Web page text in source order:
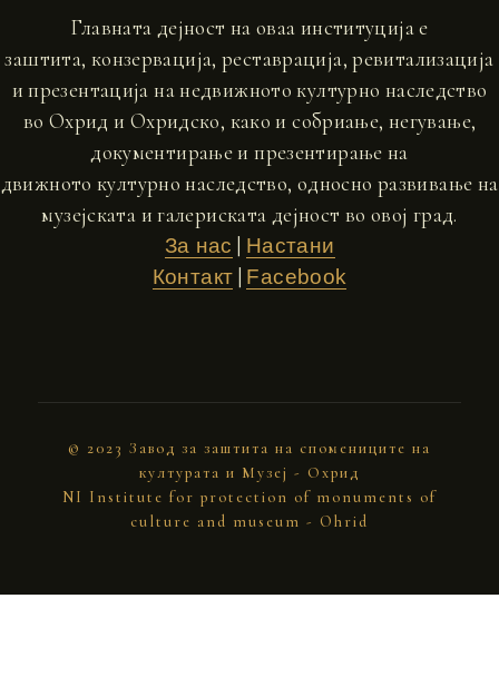
Главната дејност на оваа институција е
заштита, конзервација, реставрација, ревитализација
и презентација на недвижното културно наследство
во Охрид и Охридско, како и собриање, негување,
документирање и презентирање на
движното културно наследство, односно развивање на
музејската и галериската дејност во овој град.
За нас | Настани
Контакт | Facebook
© 2023 Завод за заштита на спомениците на
културата и Музеј - Охрид
NI Institute for protection of monuments of
culture and museum - Ohrid